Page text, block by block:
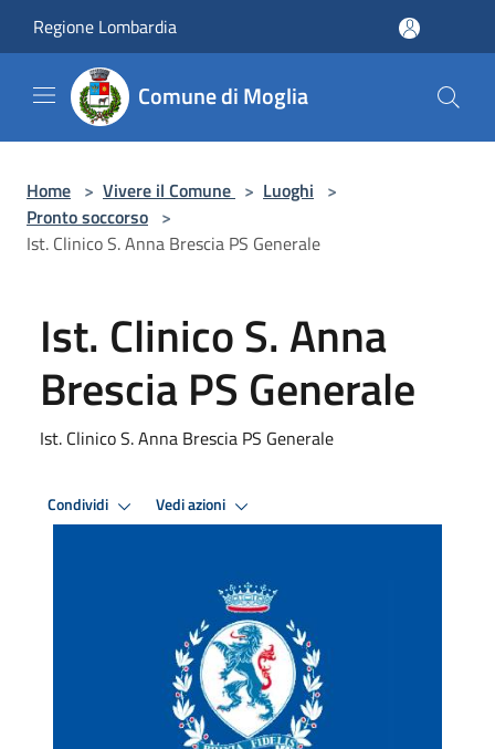
Regione Lombardia
Comune di Moglia
Home > Vivere il Comune > Luoghi >
Pronto soccorso >
Ist. Clinico S. Anna Brescia PS Generale
Ist. Clinico S. Anna
Brescia PS Generale
Ist. Clinico S. Anna Brescia PS Generale
Condividi Vedi azioni